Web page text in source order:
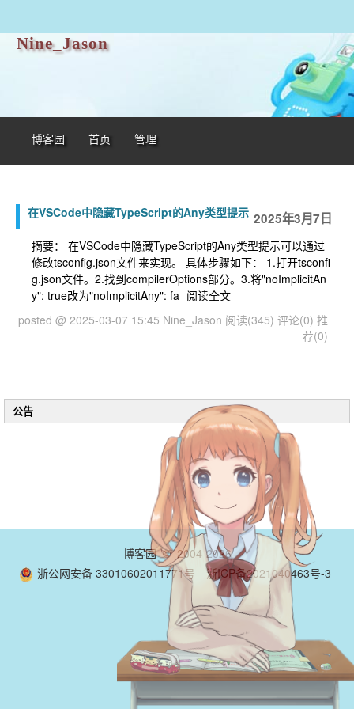
Nine_Jason
博客园 首页 管理
2025年3月7日
在VSCode中隐藏TypeScript的Any类型提示
摘要： 在VSCode中隐藏TypeScript的Any类型提示可以通过
修改tsconfig.json文件来实现。‌ 具体步骤如下： 1.打开tsconfi
g.json文件。2.找到compilerOptions部分。3.将"noImplicitAn
y": true改为"noImplicitAny": fa 阅读全文
posted @ 2025-03-07 15:45 Nine_Jason 阅读(345) 评论(0) 推
荐(0)
公告
博客园 © 2004-2026
浙公网安备 33010602011771号
浙ICP备2021040463号-3